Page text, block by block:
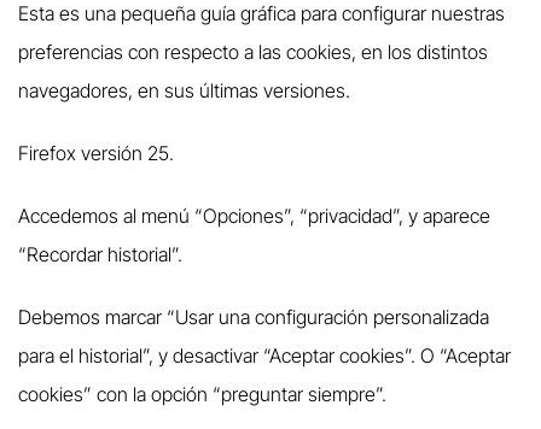
Esta es una pequeña guía gráfica para configurar nuestras
preferencias con respecto a las cookies, en los distintos
navegadores, en sus últimas versiones.
Firefox versión 25.
Accedemos al menú “Opciones”, “privacidad”, y aparece
“Recordar historial”.
Debemos marcar “Usar una configuración personalizada
para el historial”, y desactivar “Aceptar cookies”. O “Aceptar
cookies” con la opción “preguntar siempre”.